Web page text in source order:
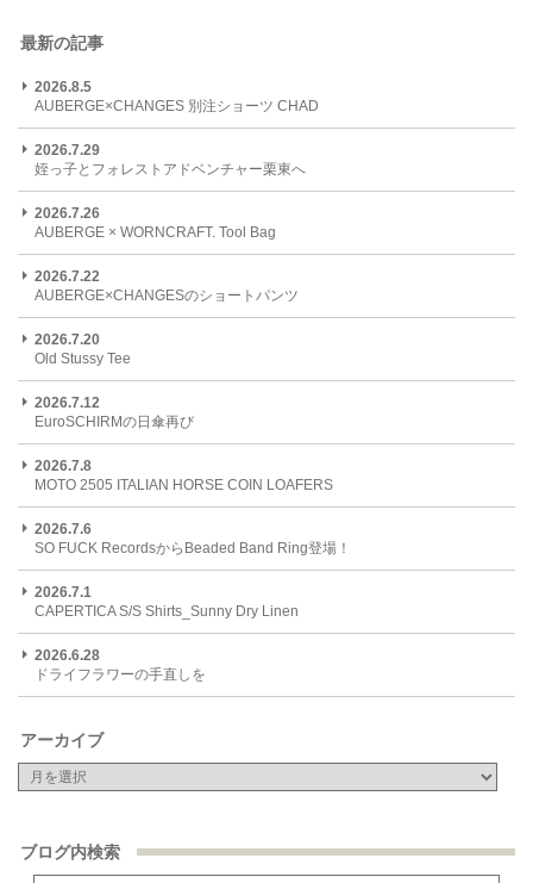
最新の記事
2026.8.5
AUBERGE×CHANGES 別注ショーツ CHAD
2026.7.29
姪っ子とフォレストアドベンチャー栗東へ
2026.7.26
AUBERGE × WORNCRAFT. Tool Bag
2026.7.22
AUBERGE×CHANGESのショートパンツ
2026.7.20
Old Stussy Tee
2026.7.12
EuroSCHIRMの日傘再び
2026.7.8
MOTO 2505 ITALIAN HORSE COIN LOAFERS
2026.7.6
SO FUCK RecordsからBeaded Band Ring登場！
2026.7.1
CAPERTICA S/S Shirts_Sunny Dry Linen
2026.6.28
ドライフラワーの手直しを
アーカイブ
ブログ内検索